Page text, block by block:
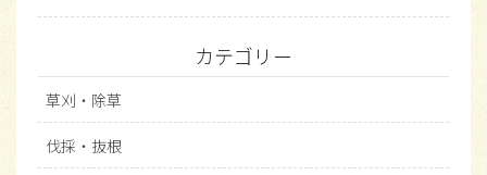
カテゴリー
草刈・除草
伐採・抜根